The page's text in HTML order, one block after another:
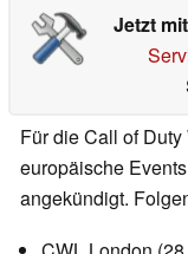
Jetzt
Für die Call of
europäische
angekündigt.